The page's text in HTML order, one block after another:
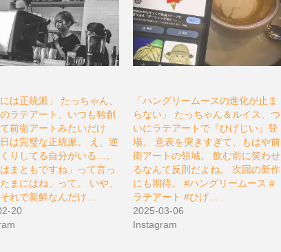
には正統派」 たっちゃん、
ラテアート、いつも独創
前衛アートみたいだけ
は完璧な正統派。 え、逆
りしてる自分がいる…。
はまともですね」って言っ
まにはね」って。 いや、
れで新鮮なんだけ…
20
「ハングリームースの進化が止ま
らない」 たっちゃん＆ルイス、つ
いにラテアートで『ひげじい』登
場。 意表を突きすぎて、もはや前
衛アートの領域。 飲む前に笑わせ
るなんて反則だよね。 次回の新作
にも期待。 #ハングリームース #
ラテアート #ひげ…
2025-03-06
Instagram